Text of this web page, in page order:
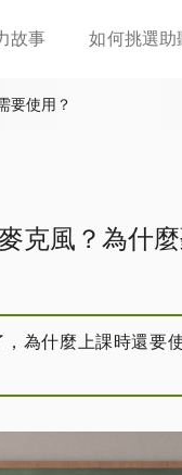
至
故事 如何挑選助
要使用？
克風？為什
為什麼上課時還要